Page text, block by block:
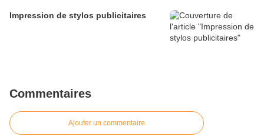
Impression de stylos publicitaires
Commentaires
Ajouter un commentaire